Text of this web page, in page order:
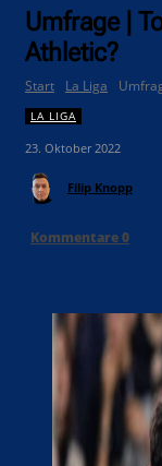
Umfrage |
Athletic?
Start La Liga
LA LIGA
23. Oktober 2022
Filip Knopp
Kommentare0